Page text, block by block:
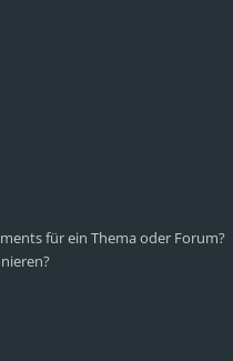
für ein Thema oder Forum?